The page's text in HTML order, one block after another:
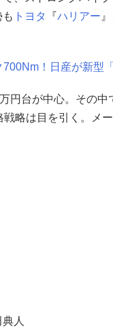
トヨタ 『ハリアー 』
！日産が新型
円台が中心。その
戦略は目を引く。メ
人